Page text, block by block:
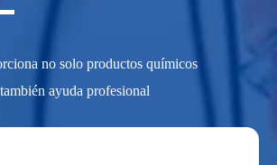
no solo productos químicos
ayuda profesional